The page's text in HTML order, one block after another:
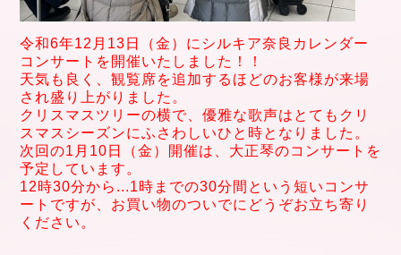
令和6年12 月13日（金）に シルキア奈良カレンダー
コンサートを開催いたしました！！
天気も良く、観覧席を追加するほどのお客様が来場
され盛り上がりました。
クリスマスツリーの横で、優雅な歌声はとてもクリ
スマスシーズンにふさわしいひと時となりました。
次回の1月10 日（金）開催は、大正琴のコンサートを
予定しています。
12時30分から ...1時までの30分間という短いコンサ
ートですが、 お買い物のついでにどうぞお立ち寄り
ください。